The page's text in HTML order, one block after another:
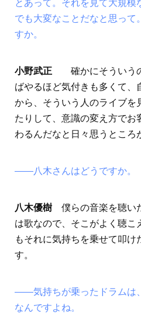
とあって。それを見て大規模
でも大変なことだなと思って
すか。
小野武正
確かにそういう
ばやるほど気付きも多くて、
から、そういう人のライブを
たりして、意識の変え方でお
わるんだなと日々思うところ
――八木さんはどうですか。
八木優樹 僕らの音楽を聴い
は歌なので、そこがよく聴こ
もそれに気持ちを乗せて叩け
す。
――気持ちが乗ったドラムは
なんですよね。